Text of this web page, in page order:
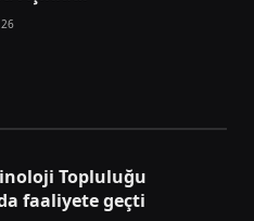
Topluluğu
faaliyete geçti